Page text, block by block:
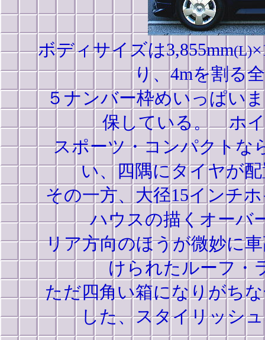
ボディサイズは3,855mm(L)
り、4mを割る
５ナンバー枠めいっぱい
保している。 ホイ
スポーツ・コンパクトな
い、四隅にタイヤが
その一方、大径15インチ
ハウスの描くオーバ
リア方向のほうが微妙に
けられたルーフ・
ただ四角い箱になりがち
した、スタイリッシ